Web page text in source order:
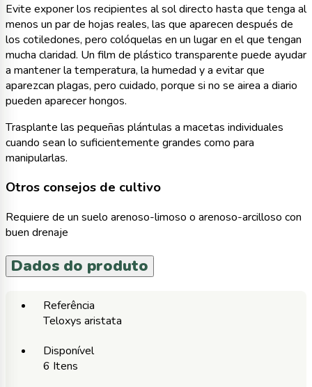
Evite exponer los recipientes al sol directo hasta que tenga al
menos un par de hojas reales, las que aparecen después de
los cotiledones, pero colóquelas en un lugar en el que tengan
mucha claridad. Un film de plástico transparente puede ayudar
a mantener la temperatura, la humedad y a evitar que
aparezcan plagas, pero cuidado, porque si no se airea a diario
pueden aparecer hongos.
Trasplante las pequeñas plántulas a macetas individuales
cuando sean lo suficientemente grandes como para
manipularlas.
Otros consejos de cultivo
Requiere de un suelo arenoso-limoso o arenoso-arcilloso con
buen drenaje
Dados do produto
Referência
Teloxys aristata
Disponível
6 Itens